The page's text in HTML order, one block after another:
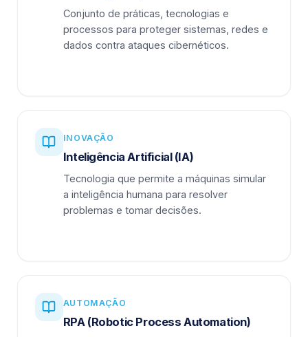
Conjunto de práticas, tecnologias e
processos para proteger sistemas, redes e
dados contra ataques cibernéticos.
INOVAÇÃO
Inteligência Artificial (IA)
Tecnologia que permite a máquinas simular
a inteligência humana para resolver
problemas e tomar decisões.
AUTOMAÇÃO
RPA (Robotic Process Automation)